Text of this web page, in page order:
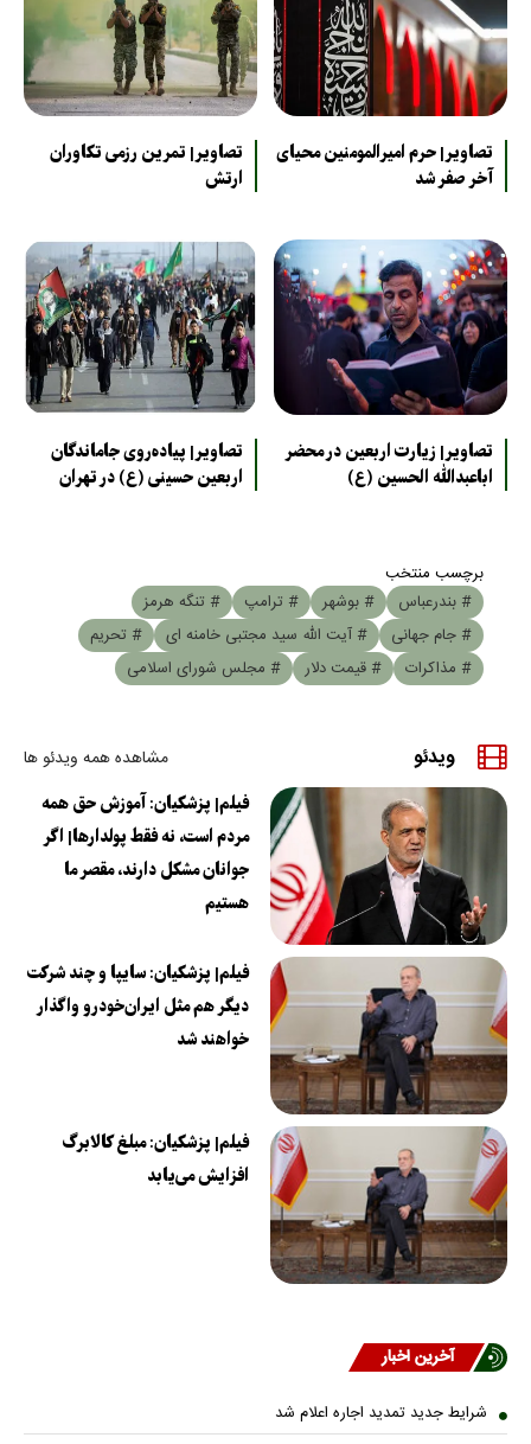
تصاویر| حرم امیرالمومنین محیای
آخر صفر شد
تصاویر| تمرین رزمی تکاوران
ارتش
تصاویر| زیارت اربعین در محضر
اباعبدالله الحسین (ع)
تصاویر| پیاده‌روی جاماندگان
اربعین حسینی (ع) در تهران
برچسب منتخب
# بندرعباس
# بوشهر # ترامپ
# تنگه هرمز
# جام جهانی
# آیت الله سید مجتبی خامنه ای
# تحریم
# مذاکرات
# قیمت دلار # مجلس شورای اسلامی
ویدئو مشاهده همه ویدئو ها
فیلم| پزشکیان: آموزش حق همه
مردم است، نه فقط پولدارها| اگر
جوانان مشکل دارند، مقصر ما
هستیم
فیلم| پزشکیان: سایپا و چند شرکت
دیگر هم مثل ایران‌خودرو واگذار
خواهند شد
فیلم| پزشکیان: مبلغ کالابرگ
افزایش می‌یابد
آخرین اخبار
شرایط جدید تمدید اجاره اعلام شد